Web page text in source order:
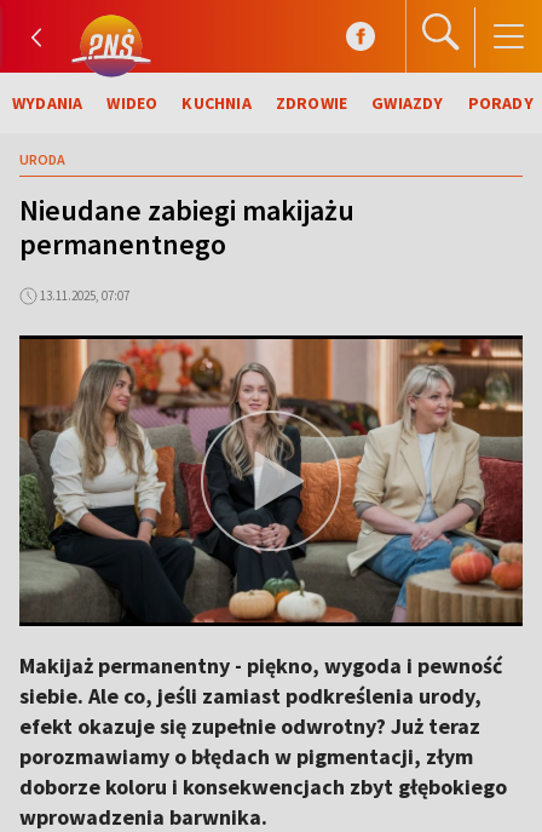
WYDANIA WIDEO KUCHNIA ZDROWIE GWIAZDY PORADY
URODA
Nieudane zabiegi makijażu
permanentnego
13.11.2025, 07:07
Makijaż permanentny - piękno, wygoda i pewność
siebie. Ale co, jeśli zamiast podkreślenia urody,
efekt okazuje się zupełnie odwrotny? Już teraz
porozmawiamy o błędach w pigmentacji, złym
doborze koloru i konsekwencjach zbyt głębokiego
wprowadzenia barwnika.